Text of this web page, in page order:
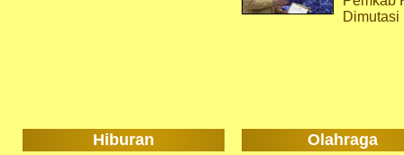
Dimutasi
Hiburan Olahraga